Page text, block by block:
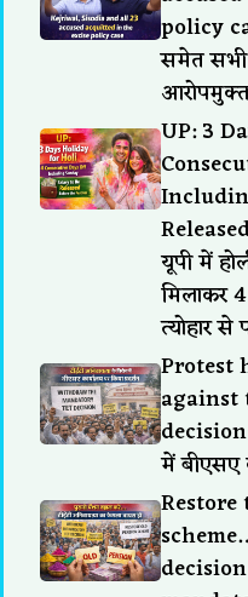
policy
समेत
UP: 3
यूपी में
मिलाकर
त्योहार
Protest
against
decision:
में बीएसए